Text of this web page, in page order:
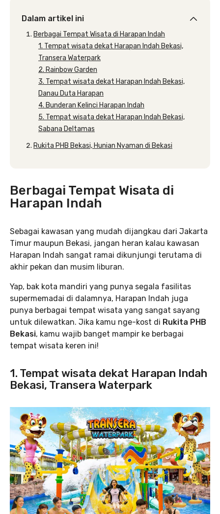
Dalam artikel ini
Berbagai Tempat Wisata di Harapan Indah
1. Tempat wisata dekat Harapan Indah Bekasi,
Transera Waterpark
2. Rainbow Garden
3. Tempat wisata dekat Harapan Indah Bekasi,
Danau Duta Harapan
4. Bunderan Kelinci Harapan Indah
5. Tempat wisata dekat Harapan Indah Bekasi,
Sabana Deltamas
Rukita PHB Bekasi, Hunian Nyaman di Bekasi
Berbagai Tempat Wisata di
Harapan Indah
Sebagai kawasan yang mudah dijangkau dari Jakarta
Timur maupun Bekasi, jangan heran kalau kawasan
Harapan Indah sangat ramai dikunjungi terutama di
akhir pekan dan musim liburan.
Yap, bak kota mandiri yang punya segala fasilitas
supermemadai di dalamnya, Harapan Indah juga
punya berbagai tempat wisata yang sangat sayang
untuk dilewatkan. Jika kamu nge-kost di Rukita PHB
Bekasi, kamu wajib banget mampir ke berbagai
tempat wisata keren ini!
1. Tempat wisata dekat Harapan Indah
Bekasi, Transera Waterpark